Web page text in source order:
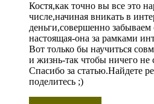
Костя,как точно вы все это
числе,начиная вникать в
деньги,совершенно
настоящая-она за рамками
Вот только бы научиться
и жизнь-так чтобы ничего не
Спасибо за статью.Найдете
поделитесь ;)